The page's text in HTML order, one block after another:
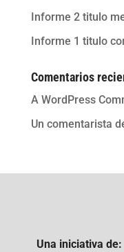
Informe 2 titulo
Informe 1 titulo
Comentarios
A WordPress
Un comentarista
Una iniciativa de: